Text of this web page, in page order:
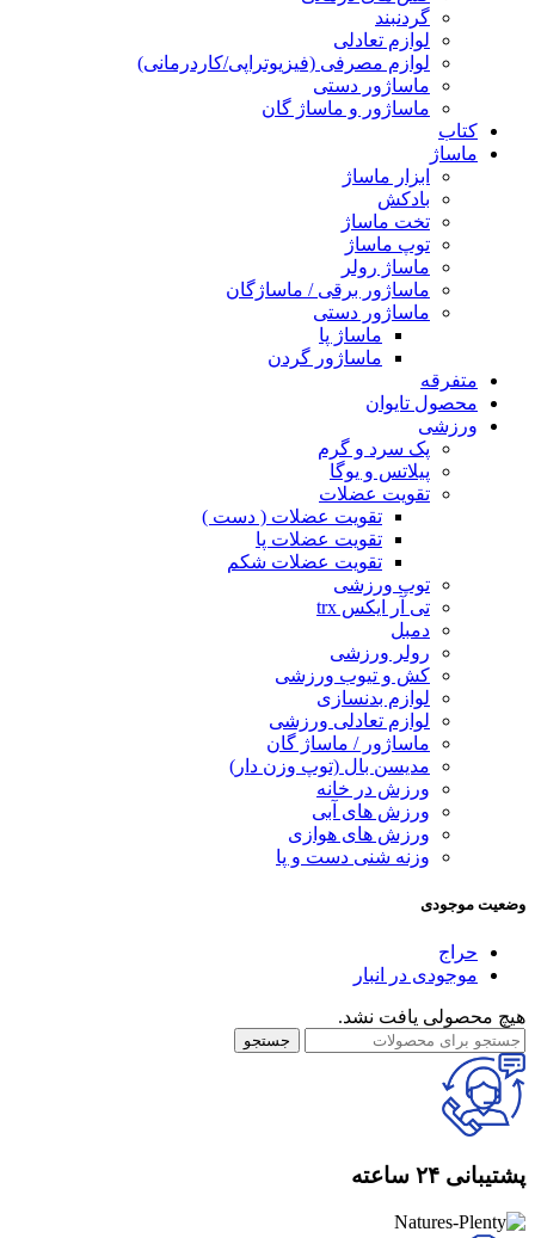
گردنبند
لوازم تعادلی
لوازم مصرفی (فیزیوتراپی/کاردرمانی)
ماساژور دستی
ماساژور و ماساژ گان
کتاب
ماساژ
ابزار ماساژ
بادکش
تخت ماساژ
توپ ماساژ
ماساژ رولر
ماساژور برقی / ماساژگان
ماساژور دستی
ماساژ پا
ماساژور گردن
متفرقه
محصول تایوان
ورزشی
پک سرد و گرم
پیلاتس و یوگا
تقویت عضلات
تقویت عضلات ( دست )
تقویت عضلات پا
تقویت عضلات شکم
توپ ورزشی
تی آر ایکس trx
دمبل
رولر ورزشی
کش و تیوب ورزشی
لوازم بدنسازی
لوازم تعادلی ورزشی
ماساژور / ماساژ گان
مدیسن بال (توپ وزن دار)
ورزش در خانه
ورزش های آبی
ورزش های هوازی
وزنه شنی دست و پا
وضعیت موجودی
حراج
موجودی در انبار
هیچ محصولی یافت نشد.
جستجو
پشتیبانی ۲۴ ساعته